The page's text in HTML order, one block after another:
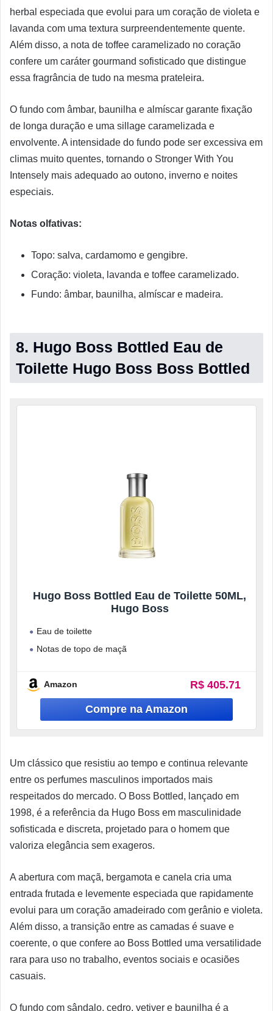
herbal especiada que evolui para um coração de violeta e
lavanda com uma textura surpreendentemente quente.
Além disso, a nota de toffee caramelizado no coração
confere um caráter gourmand sofisticado que distingue
essa fragrância de tudo na mesma prateleira.
O fundo com âmbar, baunilha e almíscar garante fixação
de longa duração e uma sillage caramelizada e
envolvente. A intensidade do fundo pode ser excessiva em
climas muito quentes, tornando o Stronger With You
Intensely mais adequado ao outono, inverno e noites
especiais.
Notas olfativas:
Topo: salva, cardamomo e gengibre.
Coração: violeta, lavanda e toffee caramelizado.
Fundo: âmbar, baunilha, almíscar e madeira.
8. Hugo Boss Bottled Eau de
Toilette Hugo Boss Boss Bottled
Hugo Boss Bottled Eau de Toilette 50ML,
Hugo Boss
Eau de toilette
Notas de topo de maçã
Amazon
R$ 405.71
Um clássico que resistiu ao tempo e continua relevante
entre os perfumes masculinos importados mais
respeitados do mercado. O Boss Bottled, lançado em
1998, é a referência da Hugo Boss em masculinidade
sofisticada e discreta, projetado para o homem que
valoriza elegância sem exageros.
A abertura com maçã, bergamota e canela cria uma
entrada frutada e levemente especiada que rapidamente
evolui para um coração amadeirado com gerânio e violeta.
Além disso, a transição entre as camadas é suave e
coerente, o que confere ao Boss Bottled uma versatilidade
rara para uso no trabalho, eventos sociais e ocasiões
casuais.
O fundo com sândalo, cedro, vetiver e baunilha é a